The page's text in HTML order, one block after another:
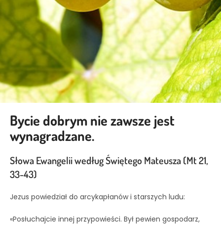
Bycie dobrym nie zawsze jest
wynagradzane.
Słowa Ewangelii według Świętego Mateusza(Mt 21,
33-43)
Jezus powiedział do arcykapłanów i starszych ludu:
«Posłuchajcie innej przypowieści. Był pewien gospodarz,